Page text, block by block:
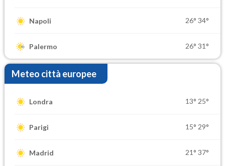
Napoli 26° 34°
Palermo 26° 31°
Meteo città europee
Londra 13° 25°
Parigi 15° 29°
Madrid 21° 37°